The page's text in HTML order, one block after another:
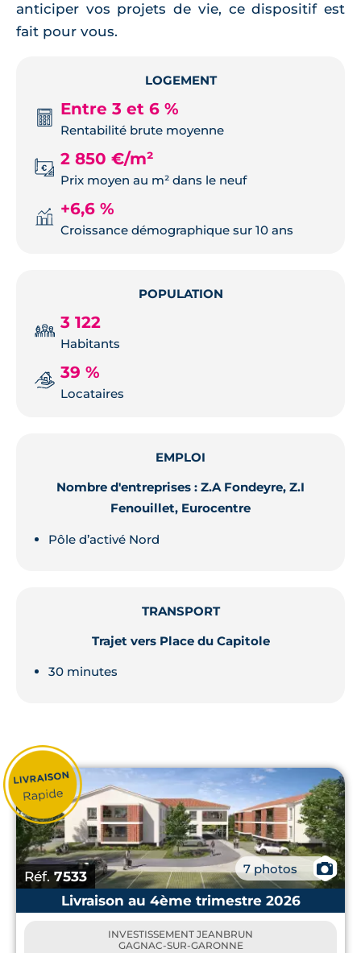
anticiper vos projets de vie, ce dispositif est
fait pour vous.
LOGEMENT
Entre 3 et 6 %
Rentabilité brute moyenne
2 850 €/m²
Prix moyen au m² dans le neuf
+6,6 %
Croissance démographique sur 10 ans
POPULATION
3 122
Habitants
39 %
Locataires
EMPLOI
Nombre d'entreprises : Z.A Fondeyre, Z.I
Fenouillet, Eurocentre
Pôle d’activé Nord
TRANSPORT
Trajet vers Place du Capitole
30 minutes
Réf. 7533 7 photos
📷
Livraison au 4ème trimestre 2026
INVESTISSEMENT JEANBRUN
GAGNAC-SUR-GARONNE